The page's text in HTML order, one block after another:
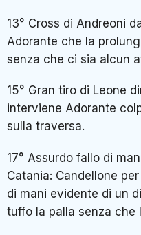
13° Cross di Andreoni
Adorante che la
senza che ci sia alcun
15° Gran tiro di Leone
interviene Adorante
sulla traversa.
17° Assurdo fallo di
Catania: Candellone
di mani evidente di un
tuffo la palla senza che